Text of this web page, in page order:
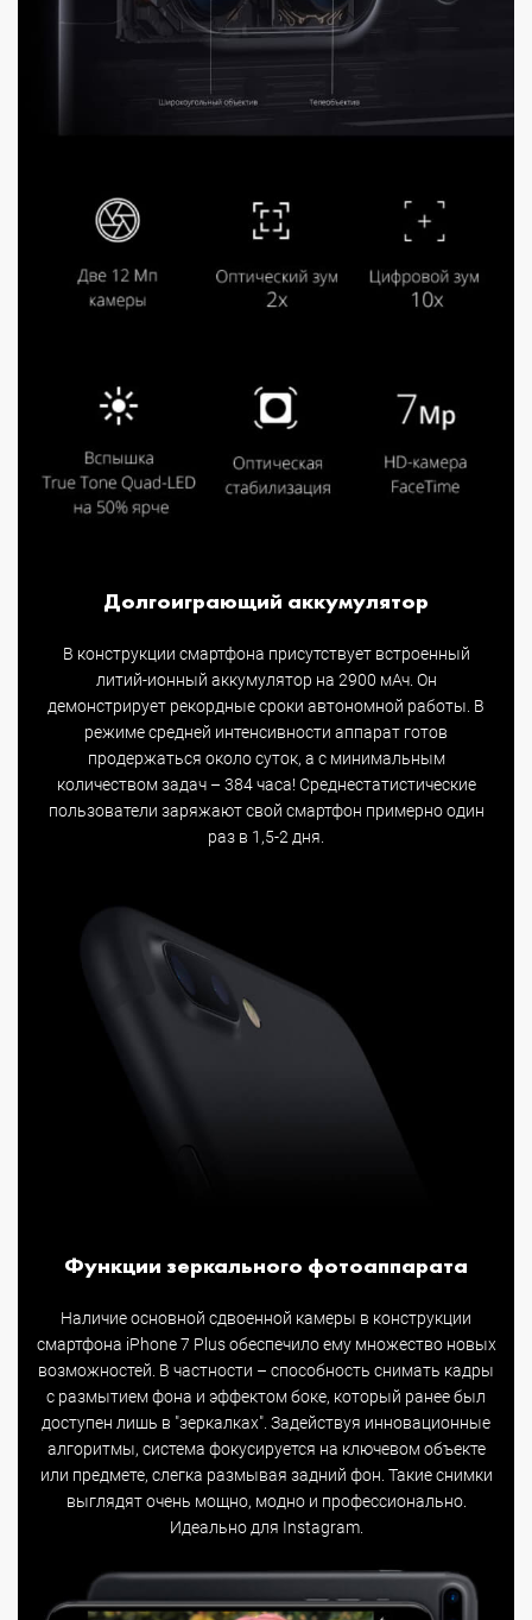
Долгоиграющий аккумулятор
В конструкции смартфона присутствует встроенный
литий-ионный аккумулятор на 2900 мАч. Он
демонстрирует рекордные сроки автономной работы. В
режиме средней интенсивности аппарат готов
продержаться около суток, а с минимальным
количеством задач – 384 часа! Среднестатистические
пользователи заряжают свой смартфон примерно один
раз в 1,5-2 дня.
Функции зеркального фотоаппарата
Наличие основной сдвоенной камеры в конструкции
смартфона iPhone 7 Plus обеспечило ему множество новых
возможностей. В частности – способность снимать кадры
с размытием фона и эффектом боке, который ранее был
доступен лишь в "зеркалках". Задействуя инновационные
алгоритмы, система фокусируется на ключевом объекте
или предмете, слегка размывая задний фон. Такие снимки
выглядят очень мощно, модно и профессионально.
Идеально для Instagram.